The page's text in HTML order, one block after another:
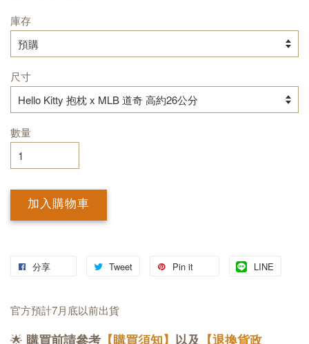
庫存
尺寸
數量
加入購物車
分享 Tweet Pin it LINE
官方預計7月底以前出貨
🌟 購買前請參考 【購買須知】 以及 【退換貨政